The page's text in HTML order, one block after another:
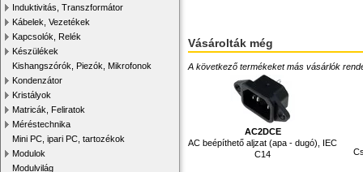
Induktivitás, Transzformátor
Kábelek, Vezetékek
Kapcsolók, Relék
Készülékek
Kishangszórók, Piezók, Mikrofonok
Kondenzátor
Kristályok
Matricák, Feliratok
Méréstechnika
Mini PC, ipari PC, tartozékok
Modulok
Modulvilág
Vásárolták még
A következő termékeket más vásárlók
AC2DCE
AC beépíthető aljzat (apa - dugó), IEC
C14